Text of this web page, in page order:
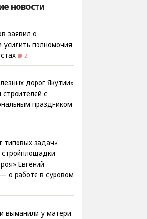
новости
заявил о
усилить полномочия
2
дорог Якутии»
строителей с
праздником
типовых задач»:
стройплощадки
Евгений
о работе в суровом
выманили у матери